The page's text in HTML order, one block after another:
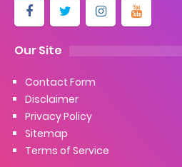
Our Site
Contact Form
Disclaimer
Privacy Policy
Sitemap
Terms of Service